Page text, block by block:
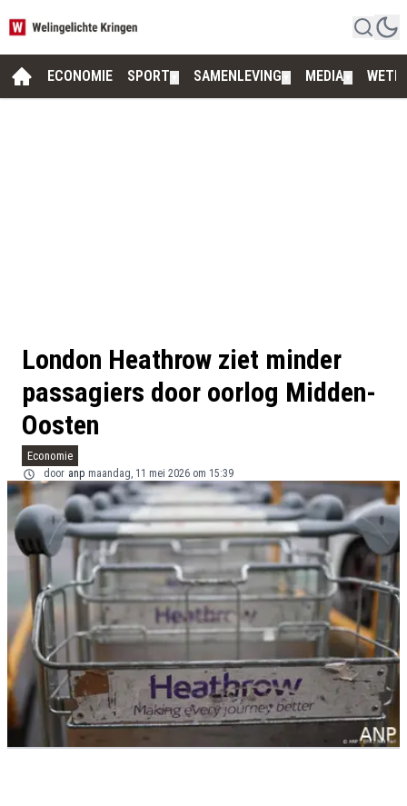
ECONOMIE SPORT SAMENLEVING MEDIA
London Heathrow ziet minder
passagiers door oorlog Midden-
Oosten
Economie
door anp maandag, 11 mei 2026 om 15:39